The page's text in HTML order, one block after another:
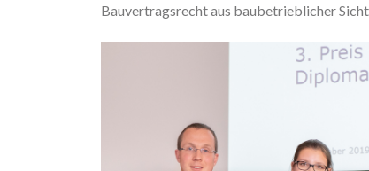
Bauvertragsrecht aus baubetrieblicher